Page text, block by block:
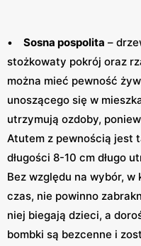
• Sosna pospolita –
stożkowaty pokrój oraz
można mieć pewność
unoszącego się w
utrzymują ozdoby,
Atutem z pewnością jest
długości 8-10 cm długo
Bez względu na wybór,
czas, nie powinno
niej biegają dzieci, a
bombki są bezcenne i